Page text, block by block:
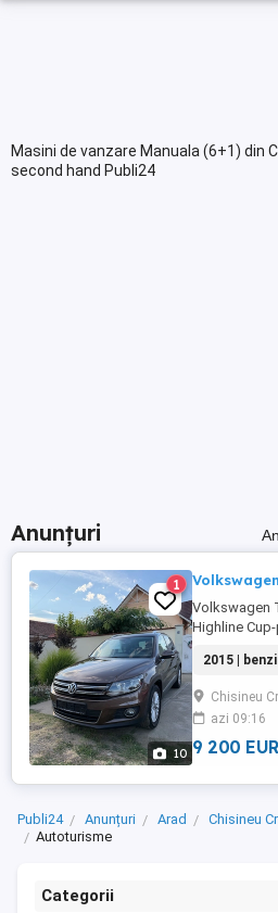
Masini de vanzare Manuala (6+1) din
second hand Publi24
Anunțuri
10
1
Volkswagen
Highline
2026ultimul
climatronic
scaune
chei oglinzi
2015 |
Chisineu
azi 09:16
9 200 EUR
Publi24 Anunțuri Arad Chisineu
Autoturisme
Categorii